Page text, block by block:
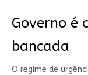
Governo é
bancada
O regime de